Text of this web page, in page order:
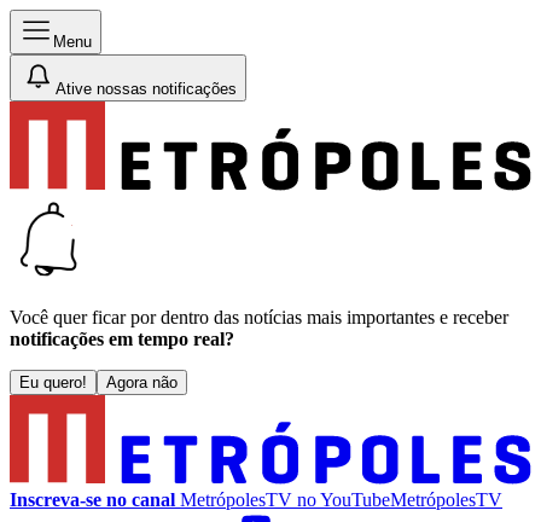
Menu
Ative nossas notificações
Você quer ficar por dentro das notícias mais importantes e receber
notificações em tempo real?
Eu quero! Agora não
Inscreva-se no canal MetrópolesTV noYouTubeMetrópolesTV